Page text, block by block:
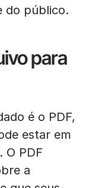
do público.
para
é o PDF,
estar em
O PDF
a